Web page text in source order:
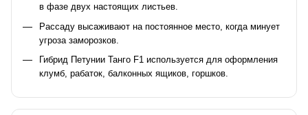
в фазе двух настоящих листьев.
Рассаду высаживают на постоянное место, когда минует
угроза заморозков.
Гибрид Петунии Танго F1 используется для оформления
клумб, рабаток, балконных ящиков, горшков.